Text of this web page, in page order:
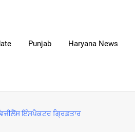
Punjab Haryana News
ਇੰਸਪੈਕਟਰ ਗ੍ਰਿਫ਼ਤਾਰ